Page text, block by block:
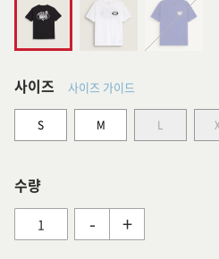
사이즈 사이즈 가이드
S M L
수량
- +